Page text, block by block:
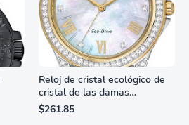
Reloj de cristal ecológico de
cristal de las damas
ciudadanas, 3 manos,
marcadores de números
$261.85